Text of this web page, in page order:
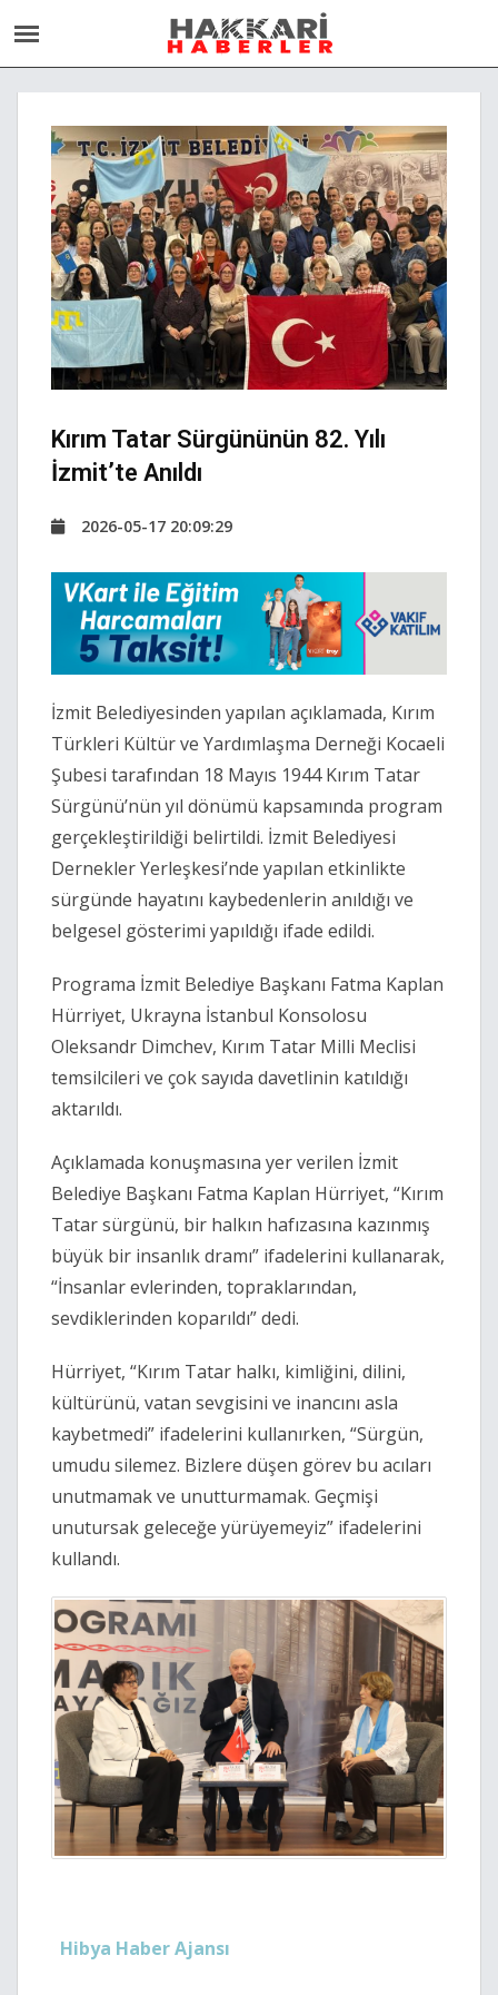
Kırım Tatar Sürgününün 82. Yılı
İzmit’te Anıldı
2026-05-17 20:09:29
İzmit Belediyesinden yapılan açıklamada, Kırım
Türkleri Kültür ve Yardımlaşma Derneği Kocaeli
Şubesi tarafından 18 Mayıs 1944 Kırım Tatar
Sürgünü’nün yıl dönümü kapsamında program
gerçekleştirildiği belirtildi. İzmit Belediyesi
Dernekler Yerleşkesi’nde yapılan etkinlikte
sürgünde hayatını kaybedenlerin anıldığı ve
belgesel gösterimi yapıldığı ifade edildi.
Programa İzmit Belediye Başkanı Fatma Kaplan
Hürriyet, Ukrayna İstanbul Konsolosu
Oleksandr Dimchev, Kırım Tatar Milli Meclisi
temsilcileri ve çok sayıda davetlinin katıldığı
aktarıldı.
Açıklamada konuşmasına yer verilen İzmit
Belediye Başkanı Fatma Kaplan Hürriyet, “Kırım
Tatar sürgünü, bir halkın hafızasına kazınmış
büyük bir insanlık dramı” ifadelerini kullanarak,
“İnsanlar evlerinden, topraklarından,
sevdiklerinden koparıldı” dedi.
Hürriyet, “Kırım Tatar halkı, kimliğini, dilini,
kültürünü, vatan sevgisini ve inancını asla
kaybetmedi” ifadelerini kullanırken, “Sürgün,
umudu silemez. Bizlere düşen görev bu acıları
unutmamak ve unutturmamak. Geçmişi
unutursak geleceğe yürüyemeyiz” ifadelerini
kullandı.
Hibya Haber Ajansı